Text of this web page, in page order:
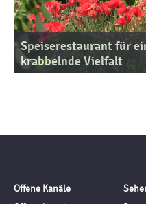
Speiserestaurant für
krabbelnde Vielfalt
Offene Kanäle